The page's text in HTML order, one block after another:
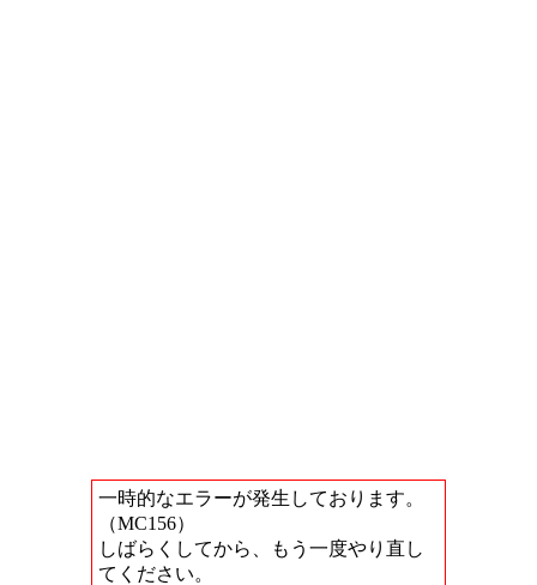
一時的なエラーが発生しております。
（MC156）
しばらくしてから、もう一度やり直し
てください。